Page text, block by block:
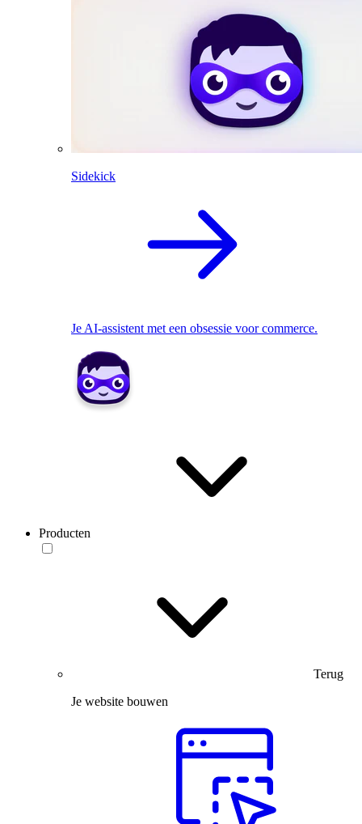
Sidekick
Je AI-assistent met een obsessie voor commerce.
Producten
Terug
Je website bouwen